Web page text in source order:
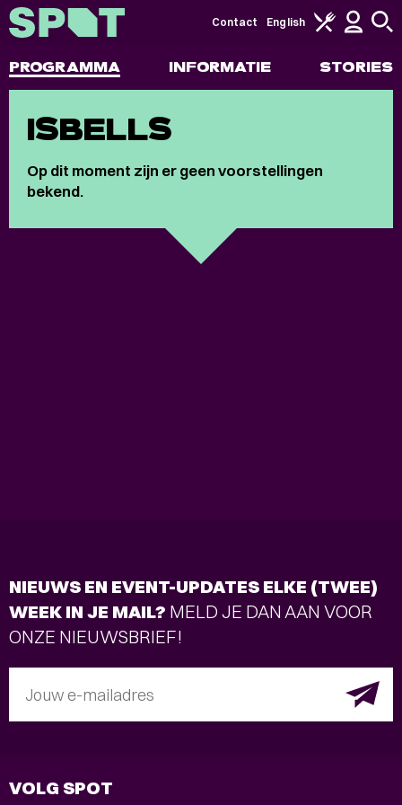
PROGRAMMA INFORMATIE STORIES
Contact English
ISBELLS
Op dit moment zijn er geen voorstellingen
bekend.
NIEUWS EN EVENT-UPDATES ELKE (TWEE)
WEEK IN JE MAIL? MELD JE DAN AAN VOOR
ONZE NIEUWSBRIEF!
Jouw e-mailadres
VOLG SPOT